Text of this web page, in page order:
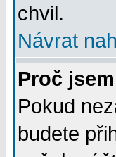
chvil.
Návrat
Proč
Pokud
budete